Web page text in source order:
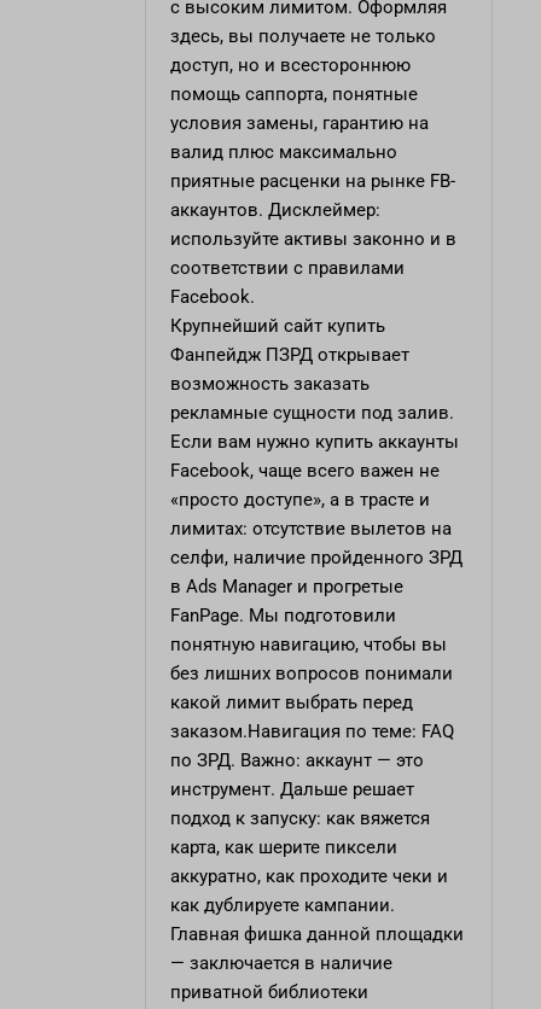
с высоким лимитом. Оформляя
здесь, вы получаете не только
доступ, но и всестороннюю
помощь саппорта, понятные
условия замены, гарантию на
валид плюс максимально
приятные расценки на рынке FB-
аккаунтов. Дисклеймер:
используйте активы законно и в
соответствии с правилами
Facebook.
Крупнейший сайт купить
Фанпейдж ПЗРД открывает
возможность заказать
рекламные сущности под залив.
Если вам нужно купить аккаунты
Facebook, чаще всего важен не
«просто доступе», а в трасте и
лимитах: отсутствие вылетов на
селфи, наличие пройденного ЗРД
в Ads Manager и прогретые
FanPage. Мы подготовили
понятную навигацию, чтобы вы
без лишних вопросов понимали
какой лимит выбрать перед
заказом.Навигация по теме: FAQ
по ЗРД. Важно: аккаунт — это
инструмент. Дальше решает
подход к запуску: как вяжется
карта, как шерите пиксели
аккуратно, как проходите чеки и
как дублируете кампании.
Главная фишка данной площадки
— заключается в наличие
приватной библиотеки